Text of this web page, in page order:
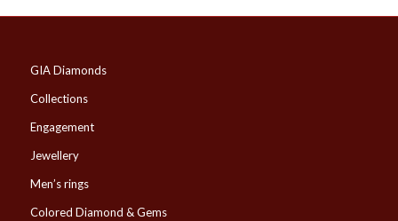
GIA Diamonds
Collections
Engagement
Jewellery
Men’s rings
Colored Diamond & Gems